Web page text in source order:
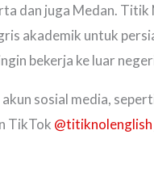
dan juga Medan.
akademik untuk
bekerja ke luar
sosial media,
TikTok @titiknolenglish